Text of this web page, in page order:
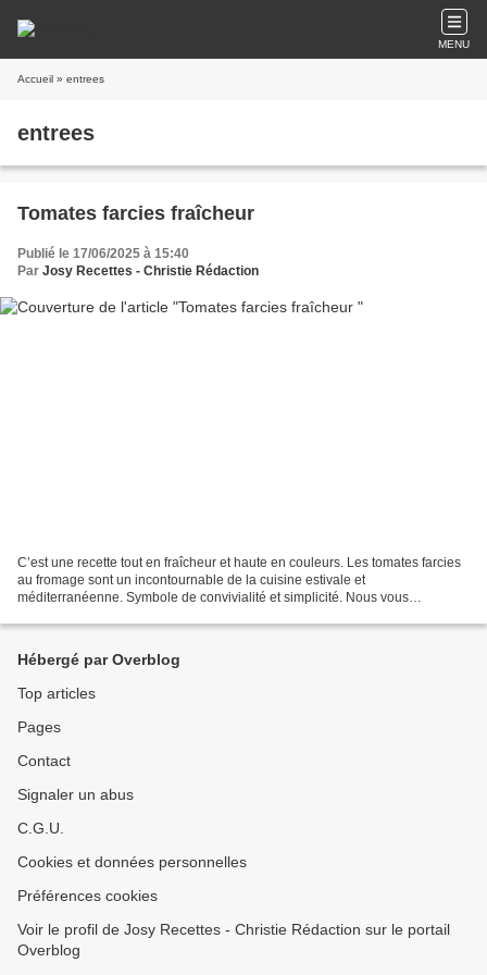
MENU
Accueil » entrees
entrees
Tomates farcies fraîcheur
Publié le 17/06/2025 à 15:40
Par Josy Recettes - Christie Rédaction
C’est une recette tout en fraîcheur et haute en couleurs. Les tomates farcies
au fromage sont un incontournable de la cuisine estivale et
méditerranéenne. Symbole de convivialité et simplicité. Nous vous
Hébergé par Overblog
Top articles
Pages
Contact
Signaler un abus
C.G.U.
Cookies et données personnelles
Préférences cookies
Voir le profil de Josy Recettes - Christie Rédaction sur le portail
Overblog